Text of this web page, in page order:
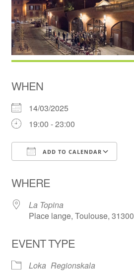
WHEN
14/03/2025
19:00 - 23:00
ADD TO CALENDAR
WHERE
La Topina
Place lange, Toulouse, 31300
EVENT TYPE
Loka Regionskala